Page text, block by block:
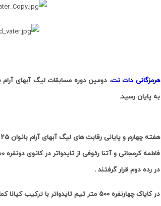
هرمزگانی دات نت
به پایان رسید.
هفته چهارم و پایانی رقابت های لیگ آبهای آرام بانوان 25 شهریورماه در دریاچه آزادی برگزار شد، که قایقرانان در 6 ماده به مصاف هم رفتند
در رده دوم قرار گرفتند .
در کایاک چهارنفره 500 متر تیم تایدواتر با ترکیب کیانا کمال زاده، سارا حنیفه زاده، مینا عبدالهی و نرگس غضنفریان در جایگاه نخست قرار گرفتند.